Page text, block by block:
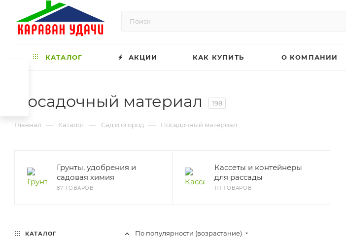
КАТАЛОГ АКЦИИ КАК КУПИТЬ О КОМПАНИИ
Посадочный материал 198
Главная — Каталог — Сад и огород — Посадочный материал
Грунты, удобрения и
садовая химия
87 ТОВАРОВ
Кассеты и контейнеры
для рассады
111 ТОВАРОВ
По популярности (возрастание)
КАТАЛОГ